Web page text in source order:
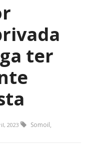
ter
2023 Somoil,